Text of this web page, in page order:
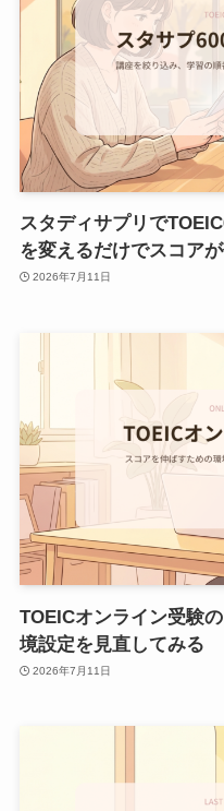
スタディサプリで
を変えるだけでスコア
2026年7月11日
TOEICオンライン受験
境設定を見直してみる
2026年7月11日